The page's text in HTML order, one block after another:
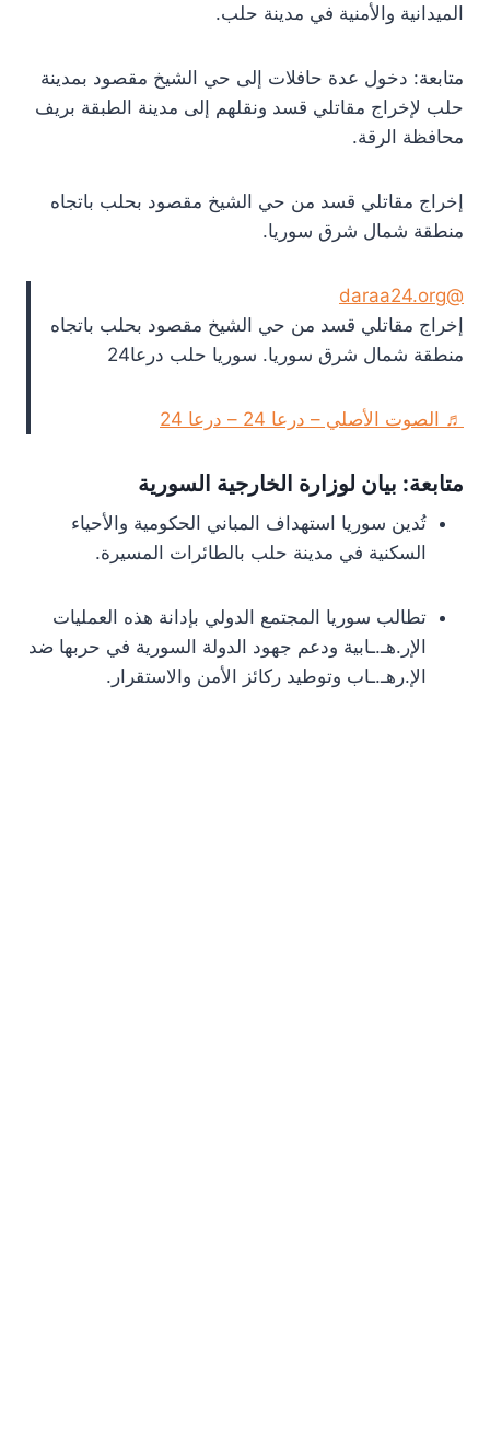
الميدانية والأمنية في مدينة حلب.
متابعة: دخول عدة حافلات إلى حي الشيخ مقصود بمدينة
حلب لإخراج مقاتلي قسد ونقلهم إلى مدينة الطبقة بريف
محافظة الرقة.
إخراج مقاتلي قسد من حي الشيخ مقصود بحلب باتجاه
منطقة شمال شرق سوريا.
@daraa24.org
إخراج مقاتلي قسد من حي الشيخ مقصود بحلب باتجاه
منطقة شمال شرق سوريا. سوريا حلب درعا24
♬ الصوت الأصلي – درعا 24 – درعا 24
متابعة: بيان لوزارة الخارجية السورية
تُدين سوريا استهداف المباني الحكومية والأحياء
السكنية في مدينة حلب بالطائرات المسيرة.
تطالب سوريا المجتمع الدولي بإدانة هذه العمليات
الإر.هـ.ـابية ودعم جهود الدولة السورية في حربها ضد
الإ.رهـ.ـاب وتوطيد ركائز الأمن والاستقرار.